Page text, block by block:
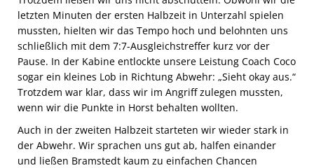
letzten Minuten der ersten Halbzeit in Unterzahl spielen
mussten, hielten wir das Tempo hoch und belohnten uns
schließlich mit dem 7:7-Ausgleichstreffer kurz vor der
Pause. In der Kabine entlockte unsere Leistung Coach Coco
sogar ein kleines Lob in Richtung Abwehr: „Sieht okay aus.“
Trotzdem war klar, dass wir im Angriff zulegen mussten,
wenn wir die Punkte in Horst behalten wollten.
Auch in der zweiten Halbzeit starteten wir wieder stark in
der Abwehr. Wir sprachen uns gut ab, halfen einander
und ließen Bramstedt kaum zu einfachen Chancen